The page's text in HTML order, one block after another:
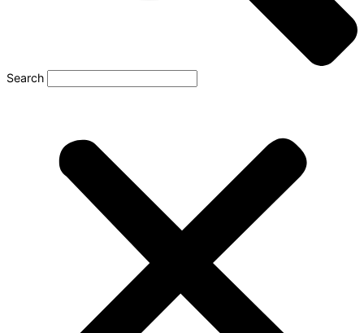
Search